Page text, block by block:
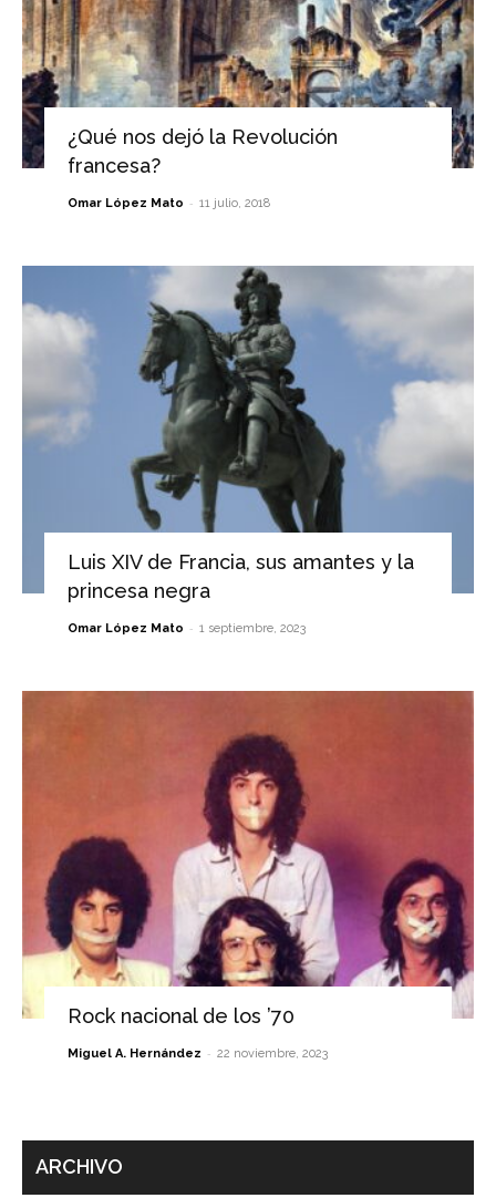
¿Qué nos dejó la Revolución
francesa?
Omar López Mato - 11 julio, 2018
Luis XIV de Francia, sus amantes y la
princesa negra
Omar López Mato - 1 septiembre, 2023
Rock nacional de los ’70
Miguel A. Hernández - 22 noviembre, 2023
ARCHIVO